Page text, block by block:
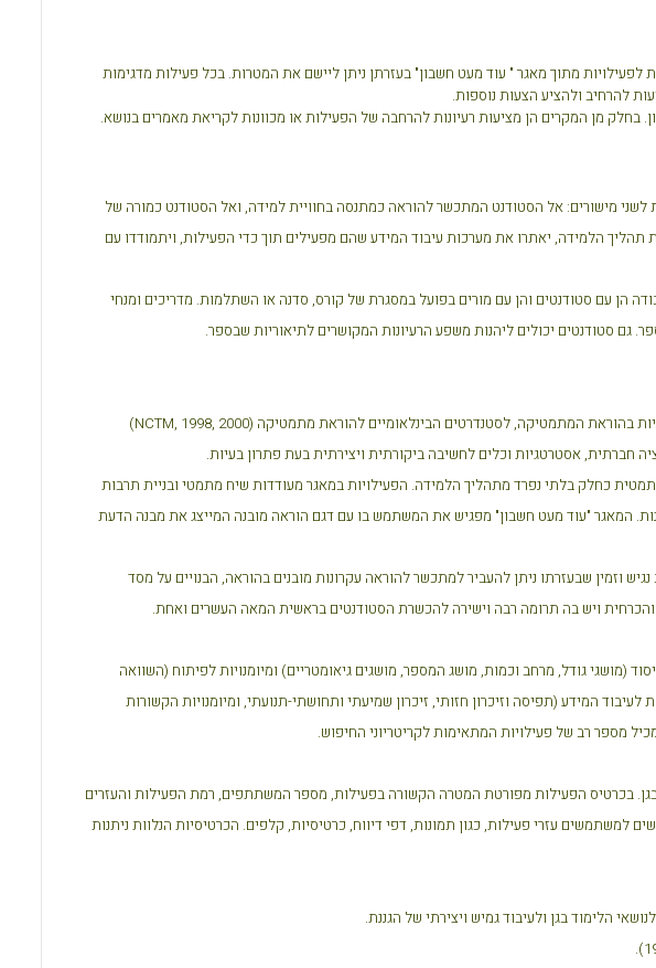
מתוך מאגר " עוד מעט חשבון" בעזרתן ניתן ליישם את המטרות. בכל פעילות מדגימות
להרחיב ולהציע הצעות נוספות.
בחלק מן המקרים הן מציעות רעיונות להרחבה של הפעילות או מכוונות לקריאת מאמרים בנושא.
לשני מישורים: אל הסטודנט המתכשר להוראה כמתנסה בחוויית למידה, ואל הסטודנט כמורה של
הלמידה, יאתרו את מערכות עיבוד המידע שהם מפעילים תוך כדי הפעילות, ויתמודדו עם
הן עם סטודנטים והן עם מורים בפועל במסגרת של קורס, סדנה או השתלמות. מדריכים ומנחי
גם סטודנטים יכולים ליהנות משפע הרעיונות המקושרים לתיאוריות שבספר.
בהוראת המתמטיקה, לסטנדרטים הבינלאומיים להוראת מתמטיקה (NCTM, 1998, 2000
)
חברתית, אסטרטגיות וכלים לחשיבה ביקורתית ויצירתית בעת פתרון בעיות.
כחלק בלתי נפרד מתהליך הלמידה. הפעילויות במאגר מעודדות שיח מתמטי ובניית תרבות
המאגר "עוד מעט חשבון" מפגיש את המשתמש בו עם דגם הוראה מובנה המייצג את מבנה הדעת
וזמין שבעזרתו ניתן להעביר למתכשר להוראה עקרונות מובנים בהוראה, הבנויים על מסד
ויש בה תרומה רבה וישירה להכשרת הסטודנטים בראשית המאה העשרים ואחת.
גודל, מרחב וכמות, מושג המספר, מושגים גיאומטריים) ומיומנויות לפיתוח (השוואה
המידע (תפיסה וזיכרון חזותי, זיכרון שמיעתי ותחושתי-תנועתי, ומיומנויות הקשורות
מספר רב של פעילויות המתאימות לקריטריוני החיפוש.
בכרטיס הפעילות מפורטת המטרה הקשורה בפעילות, מספר המשתתפים, רמת הפעילות והעזרים
למשתמשים עזרי פעילות, כגון תמונות, דפי דיווח, כרטיסיות, קלפים. הכרטיסיות הנלוות ניתנות
הלימוד בגן ולעיבוד גמיש ויצירתי של הגננת.